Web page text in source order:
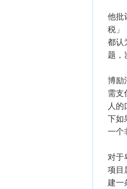
他批
税」
都认
题，
博励
需支
人
下如
一个
对于
项目
建一